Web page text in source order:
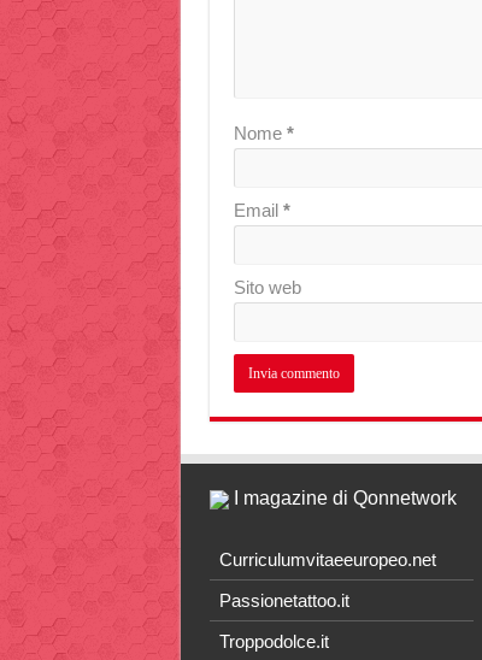
Nome *
Email *
Sito web
I magazine di Qonnetwork
Curriculumvitaeeuropeo.net
Passionetattoo.it
Troppodolce.it